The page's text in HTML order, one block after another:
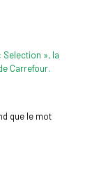
que le mot